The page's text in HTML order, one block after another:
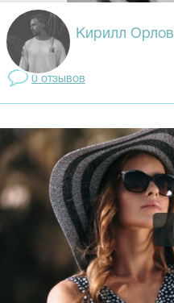
Кирилл Орлов
0 отзывов